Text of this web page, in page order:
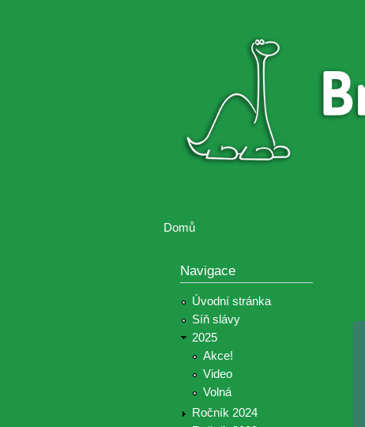
Brontosaurus
Brontosaurus
Domů
Navigace
Úvodní stránka
Síň slávy
2025
Akce!
Video
Volná
Ročník 2024